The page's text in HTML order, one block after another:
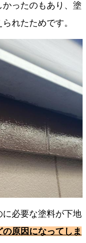
ったのもあり、塗
れたためです。
必要な塗料が下地
の原因になってしま